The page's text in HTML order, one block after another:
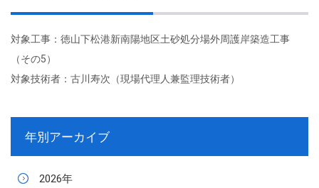
対象工事：徳山下松港新南陽地区土砂処分場外周護岸築造工事
（その5）
対象技術者：古川寿次（現場代理人兼監理技術者）
年別アーカイブ
2026年